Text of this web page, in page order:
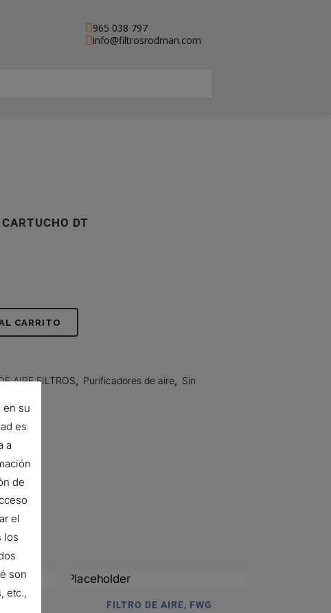
965 038 797
info@filtrosrodman.com
DT
CARRITO
AIRE FILTROS Purificadores de aire
Sin
FILTRO DE AIRE, FWG
en su
es
a
de
el
los
son
etc.,